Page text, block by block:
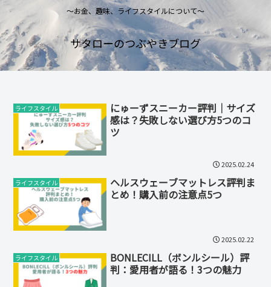
～お金、趣味、ライフスタイルについて～
サタローのつぶやきブログ
ライフスタイル
にゅーずスニーカー評判｜サイズ
感は？失敗しない選び方5つのコ
ツ
2025.02.24
ライフスタイル
ヘルスウェーブマットレス評判ま
とめ！購入前の注意点5つ
2025.02.22
ライフスタイル
BONLECILL（ボンルシール）評
判：愛用者が語る！3つの魅力